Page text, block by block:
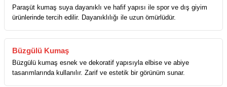
Paraşüt kumaş suya dayanıklı ve hafif yapısı ile spor ve dış giyim
ürünlerinde tercih edilir. Dayanıklılığı ile uzun ömürlüdür.
Büzgülü Kumaş
Büzgülü kumaş esnek ve dekoratif yapısıyla elbise ve abiye
tasarımlarında kullanılır. Zarif ve estetik bir görünüm sunar.